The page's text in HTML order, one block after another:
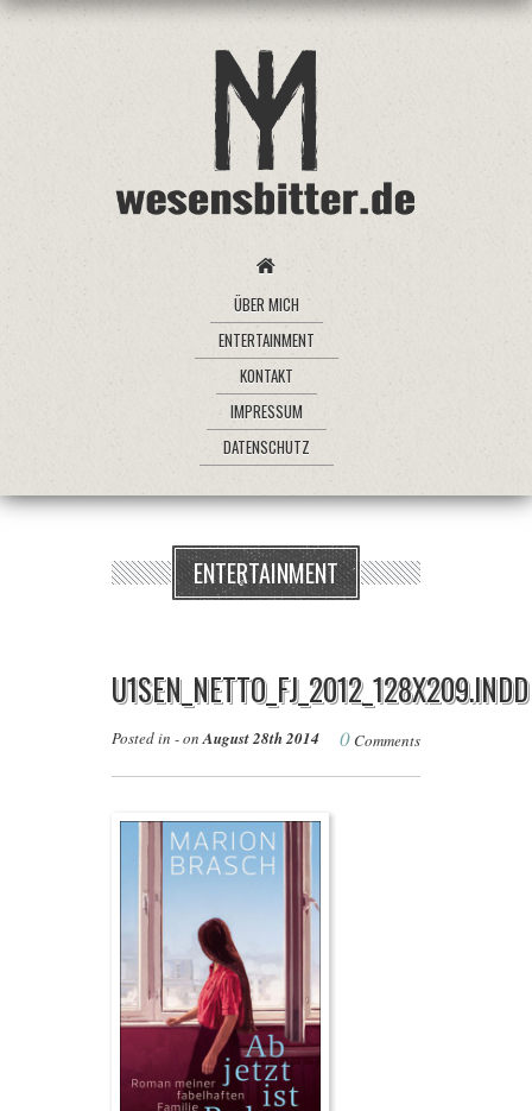
ÜBER MICH
ENTERTAINMENT
KONTAKT
IMPRESSUM
DATENSCHUTZ
ENTERTAINMENT
U1SEN_NETTO_FJ_2012_128X209.INDD
Posted in - onAugust 28th 2014 0 Comments